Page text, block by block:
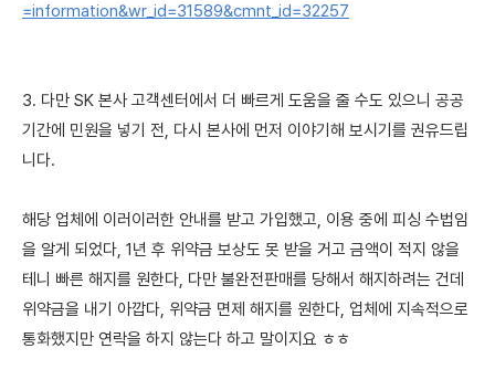
=information&wr_id=31589&cmnt_id=32257
3. 다만 SK 본사 고객센터에서 더 빠르게 도움을 줄 수도 있으니 공공
기간에 민원을 넣기 전, 다시 본사에 먼저 이야기해 보시기를 권유드립
니다.
해당 업체에 이러이러한 안내를 받고 가입했고, 이용 중에 피싱 수법임
을 알게 되었다, 1년 후 위약금 보상도 못 받을 거고 금액이 적지 않을
테니 빠른 해지를 원한다, 다만 불완전판매를 당해서 해지하려는 건데
위약금을 내기 아깝다, 위약금 면제 해지를 원한다, 업체에 지속적으로
통화했지만 연락을 하지 않는다 하고 말이지요 ㅎㅎ